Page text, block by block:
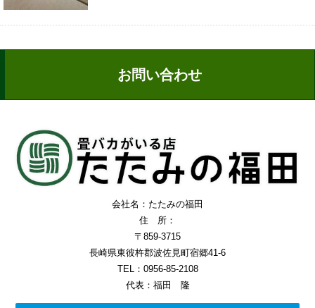
お問い合わせ
会社名：たたみの福田
住 所：
〒859-3715
長崎県東彼杵郡波佐見町宿郷41-6
TEL：0956-85-2108
代表：福田 隆